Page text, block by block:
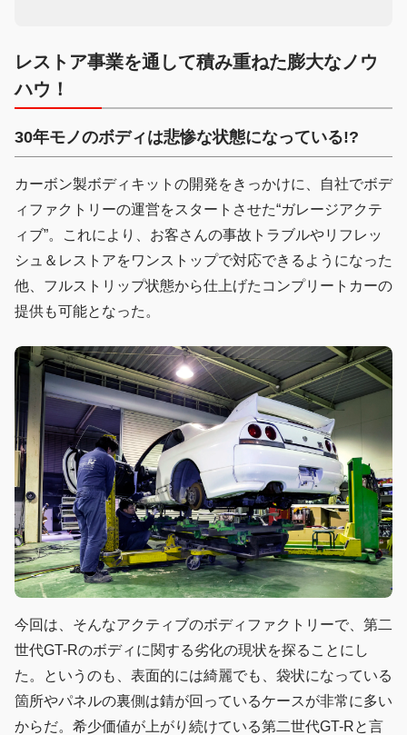
レストア事業を通して積み重ねた膨大なノウ
ハウ！
30年モノのボディは悲惨な状態になっている!?
カーボン製ボディキットの開発をきっかけに、自社でボデ
ィファクトリーの運営をスタートさせた“ガレージアクテ
ィブ”。これにより、お客さんの事故トラブルやリフレッ
シュ＆レストアをワンストップで対応できるようになった
他、フルストリップ状態から仕上げたコンプリートカーの
提供も可能となった。
今回は、そんなアクティブのボディファクトリーで、第二
世代GT-Rのボディに関する劣化の現状を探ることにし
た。というのも、表面的には綺麗でも、袋状になっている
箇所やパネルの裏側は錆が回っているケースが非常に多い
からだ。希少価値が上がり続けている第二世代GT-Rと言